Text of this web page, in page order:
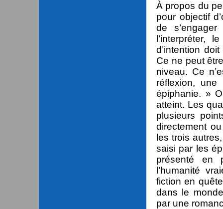
À propos du
pour objectif
de
l’interpréter,
d’intention
Ce ne peut
niveau. Ce
réflexion, une
épiphanie. »
atteint. Les
plusieurs
directement
les trois
saisi par les
présenté en
l’humanité
fiction en
dans le
par une